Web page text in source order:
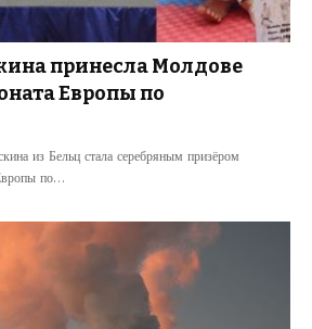
принесла Молдове
Европы по
из Бельц стала серебряным призёром
по…